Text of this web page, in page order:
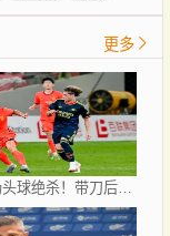
更多
8月6日：连场头球绝杀！带刀后卫闪耀，U17国足1